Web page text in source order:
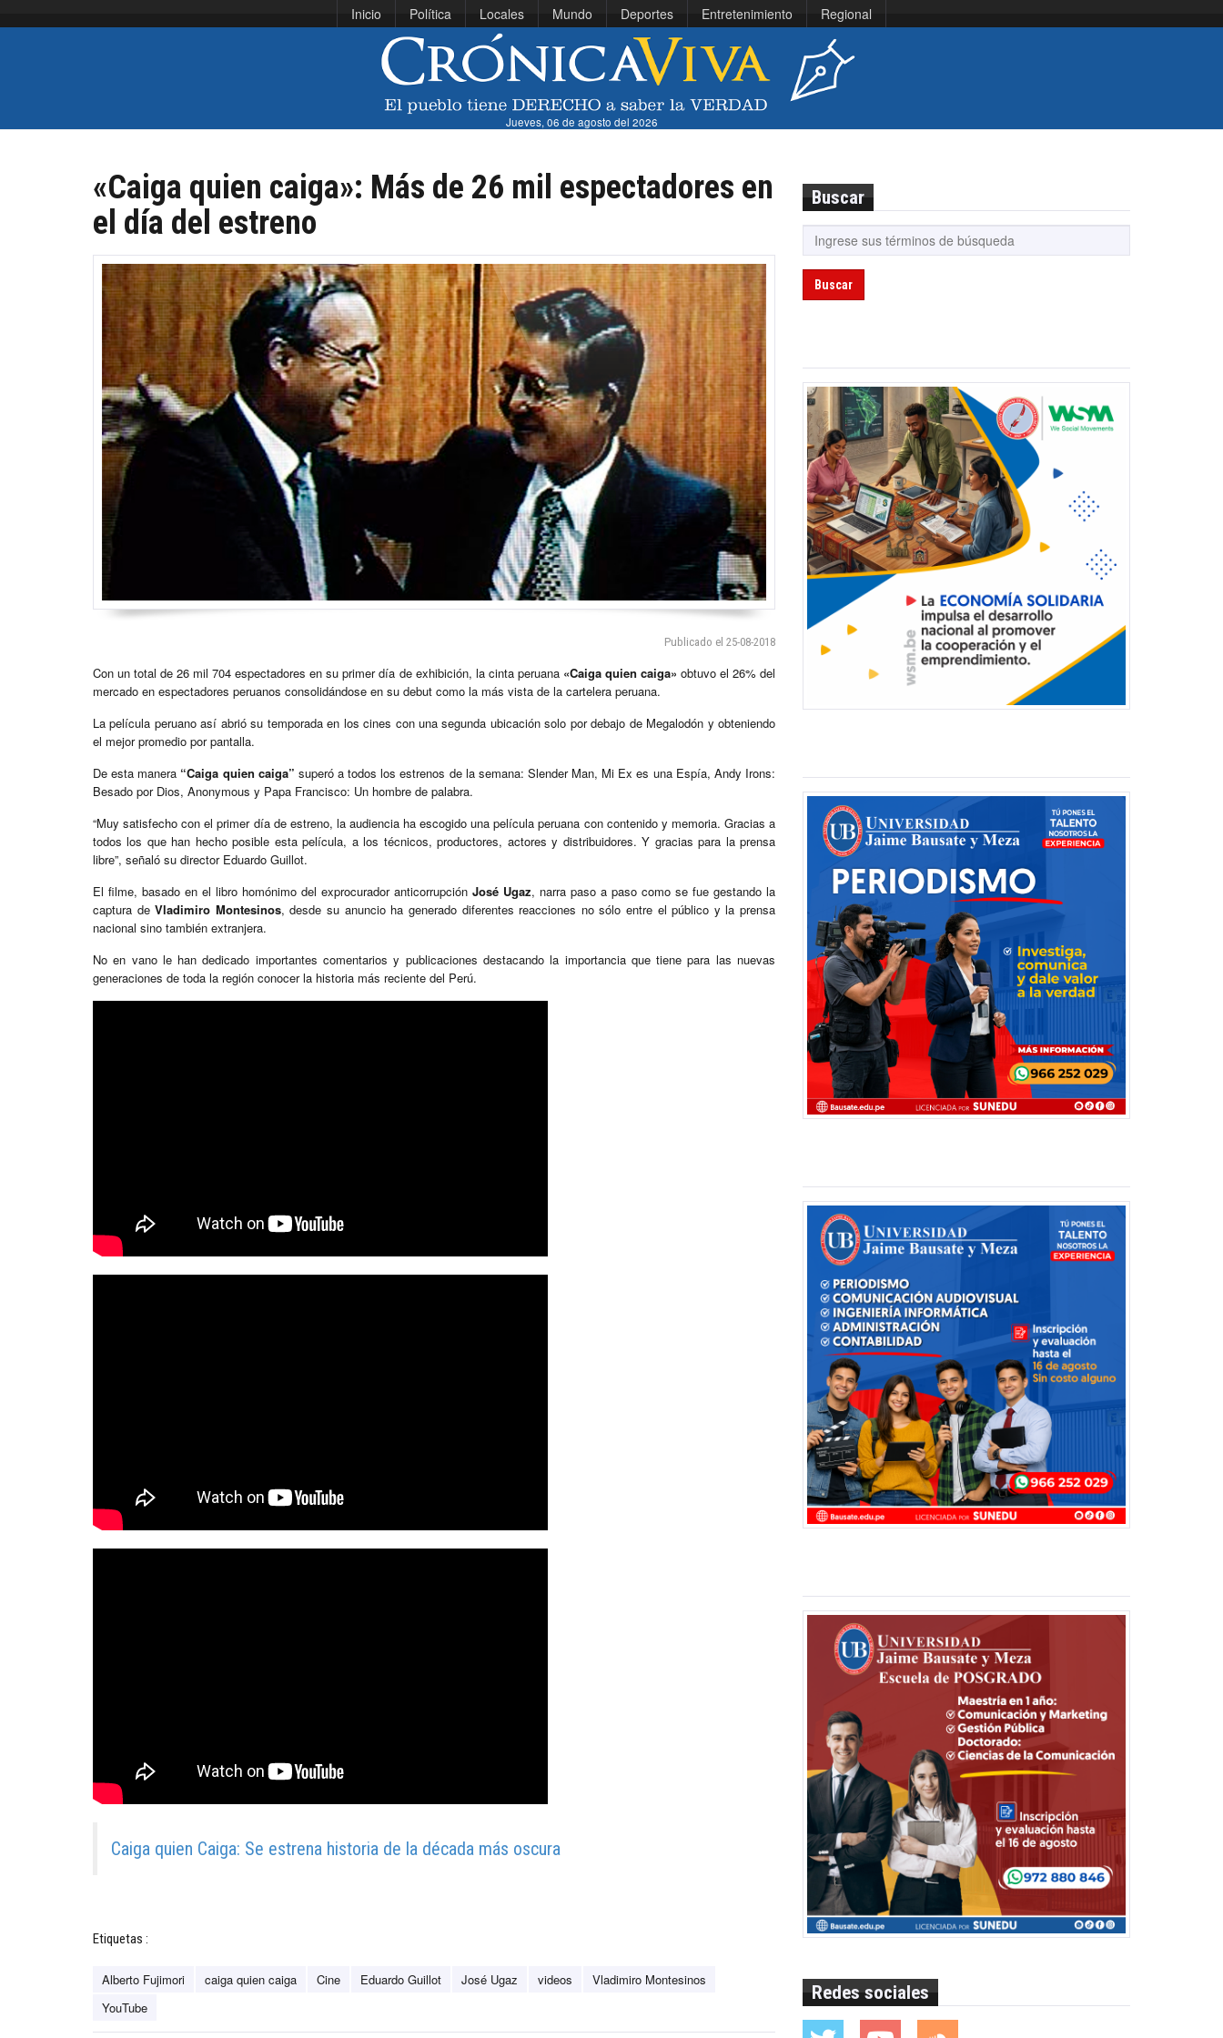
Inicio Política Locales Mundo Deportes Entretenimiento Regional
Jueves, 06 de agosto del 2026
«Caiga quien caiga»: Más de 26 mil espectadores en
el día del estreno
Publicado el 25-08-2018
Con un total de 26 mil 704 espectadores en su primer día de exhibición, la cinta peruana «Caiga quien caiga» obtuvo el 26% del
mercado en espectadores peruanos consolidándose en su debut como la más vista de la cartelera peruana.
La película peruano así abrió su temporada en los cines con una segunda ubicación solo por debajo de Megalodón y obteniendo
el mejor promedio por pantalla.
De esta manera “Caiga quien caiga” superó a todos los estrenos de la semana: Slender Man, Mi Ex es una Espía, Andy Irons:
Besado por Dios, Anonymous y Papa Francisco: Un hombre de palabra.
“Muy satisfecho con el primer día de estreno, la audiencia ha escogido una película peruana con contenido y memoria. Gracias a
todos los que han hecho posible esta película, a los técnicos, productores, actores y distribuidores. Y gracias para la prensa
libre”, señaló su director Eduardo Guillot.
El filme, basado en el libro homónimo del exprocurador anticorrupción José Ugaz, narra paso a paso como se fue gestando la
captura deVladimiro Montesinos, desde su anuncio ha generado diferentes reacciones no sólo entre el público y la prensa
nacional sino también extranjera.
No en vano le han dedicado importantes comentarios y publicaciones destacando la importancia que tiene para las nuevas
generaciones de toda la región conocer la historia más reciente del Perú.
Caiga quien Caiga: Se estrena historia de la década más oscura
Etiquetas :
Alberto Fujimori caiga quien caiga Cine Eduardo Guillot José Ugaz videos
Vladimiro Montesinos
YouTube
Buscar
Buscar
Redes sociales